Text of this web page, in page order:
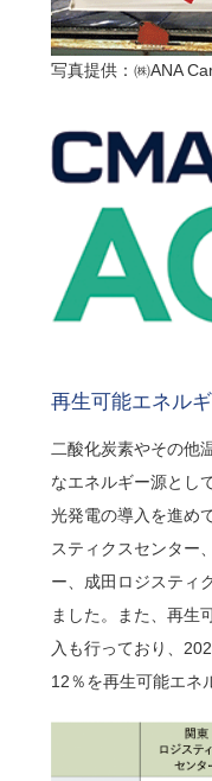
写真提供：㈱ANA
再生可能エネル
二酸化炭素やその他
なエネルギー源とし
光発電の導入を進め
スティクスセンター
ー、成田ロジスティ
ました。また、再生
入も行っており、
12％を再生可能エネ